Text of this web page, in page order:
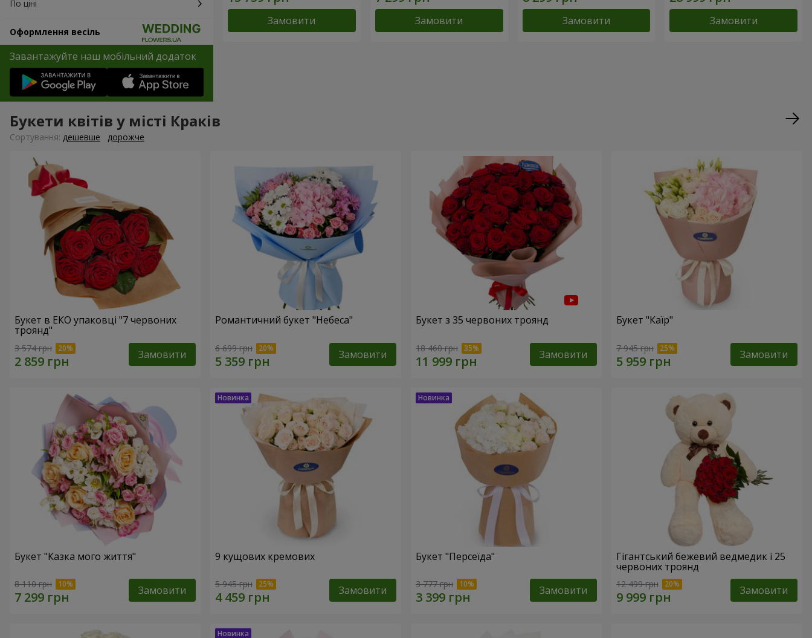
По ціні
Оформлення весіль
Завантажуйте наш мобільний додаток
Замовити Замовити Замовити Замовити
Букети квітів у місті Краків
Сортування: дешевше дорожче
Букет в ЕКО упаковці "7 червоних
троянд"
3 574 грн Замовити
Романтичний букет "Небеса"
6 699 грн Замовити
Букет з 35 червоних троянд
18 460 грн Замовити
Букет "Каїр"
7 945 грн Замовити
Букет "Казка мого життя"
8 110 грн Замовити
9 кущових кремових
5 945 грн Замовити
Букет "Персеїда"
3 777 грн Замовити
Гігантський бежевий ведмедик і 25
червоних троянд
12 499 грн Замовити